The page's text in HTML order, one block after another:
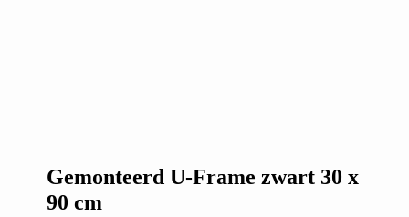
Gemonteerd U-Frame zwart 30 x
90 cm